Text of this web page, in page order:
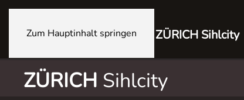
Zum Hauptinhalt springen ZÜRICH Sihlcity
ZÜRICH Sihlcity